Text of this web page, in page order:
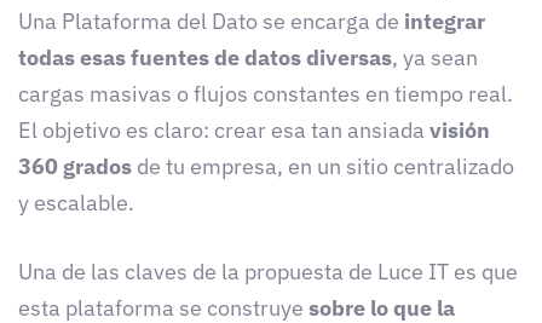
Una Plataforma del Dato se encarga de integrar
todas esas fuentes de datos diversas, ya sean
cargas masivas o flujos constantes en tiempo real.
El objetivo es claro: crear esa tan ansiada visión
360 grados de tu empresa, en un sitio centralizado
y escalable.
Una de las claves de la propuesta de Luce IT es que
esta plataforma se construye sobre lo que la